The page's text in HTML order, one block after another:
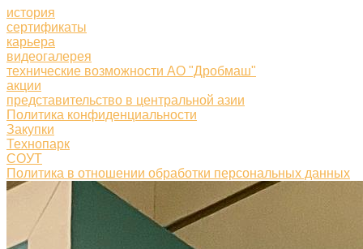
история
сертификаты
карьера
видеогалерея
технические возможности АО "Дробмаш"
акции
представительство в центральной азии
Политика конфиденциальности
Закупки
Технопарк
СОУТ
Политика в отношении обработки персональных данных